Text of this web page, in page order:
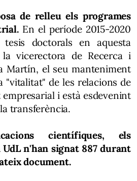
de relleu els programes
En el període 2015-2020
doctorals en aquesta
vicerectora de Recerca i
Martín, el seu manteniment
"vitalitat" de les relacions de
i està esdevenint
transferència.
científiques, els
n'han signat 887 durant
document.